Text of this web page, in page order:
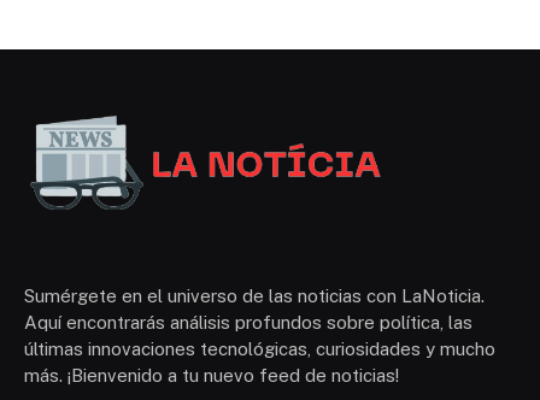
Sumérgete en el universo de las noticias con LaNoticia.
Aquí encontrarás análisis profundos sobre política, las
últimas innovaciones tecnológicas, curiosidades y mucho
más. ¡Bienvenido a tu nuevo feed de noticias!